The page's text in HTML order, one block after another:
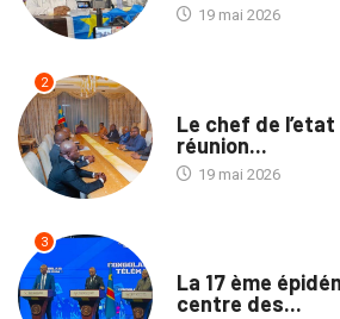
19 mai 2026
2
Le chef de
réunion...
19 mai 2026
3
La 17 ème
centre des...